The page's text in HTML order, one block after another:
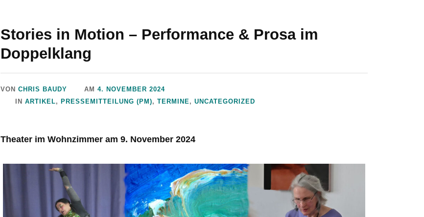
Stories in Motion – Performance & Prosa im
Doppelklang
VONCHRIS BAUDY AM4. NOVEMBER 2024
INARTIKEL, PRESSEMITTEILUNG (PM),TERMINE,UNCATEGORIZED
Theater im Wohnzimmer am 9. November 2024